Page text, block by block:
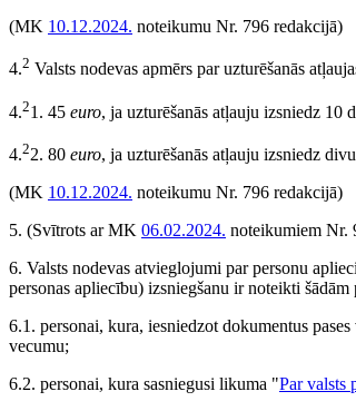
(MK 10.12.2024. noteikumu Nr. 796 redakcijā)
4.2 Valsts nodevas apmērs par uzturēšanās
4.21. 45 euro, ja uzturēšanās atļauju izsniedz 10
4.22. 80 euro, ja uzturēšanās atļauju izsniedz
(MK 10.12.2024. noteikumu Nr. 796 redakcijā)
5. (Svītrots ar MK 06.02.2024. noteikumiem Nr.
6. Valsts nodevas atvieglojumi par personu
personas apliecību) izsniegšanu ir noteikti šādām
6.1. personai, kura, iesniedzot dokumentus
vecumu;
6.2. personai, kura sasniegusi likuma "Par valsts